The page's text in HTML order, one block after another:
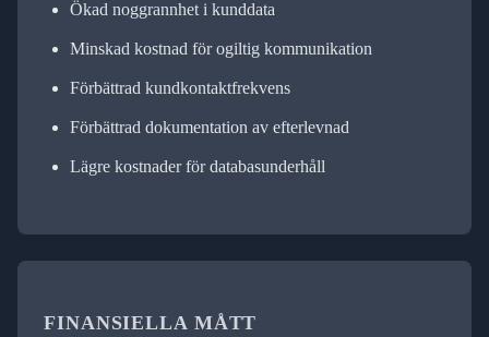
Ökad noggrannhet i kunddata
Minskad kostnad för ogiltig kommunikation
Förbättrad kundkontaktfrekvens
Förbättrad dokumentation av efterlevnad
Lägre kostnader för databasunderhåll
FINANSIELLA MÅTT